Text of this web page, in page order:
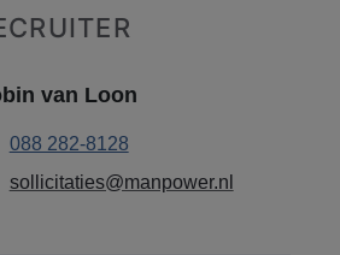
van Loon
088 282-8128
sollicitaties@manpower.nl